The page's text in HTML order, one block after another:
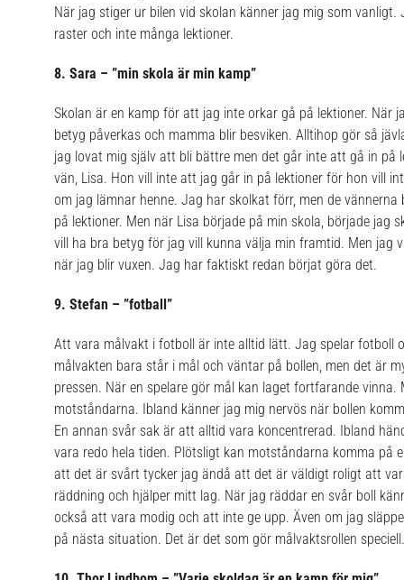
När jag stiger ur bilen vid skolan känner jag mig som vanligt.
raster och inte många lektioner.
8. Sara – ”min skola är min kamp”
Skolan är en kamp för att jag inte orkar gå på lektioner. När
betyg påverkas och mamma blir besviken. Alltihop gör så
jag lovat mig själv att bli bättre men det går inte att gå in på
vän, Lisa. Hon vill inte att jag går in på lektioner för hon vill
om jag lämnar henne. Jag har skolkat förr, men de
på lektioner. Men när Lisa började på min skola, började jag
vill ha bra betyg för jag vill kunna välja min framtid. Men jag
när jag blir vuxen. Jag har faktiskt redan börjat göra det.
9. Stefan – ”fotball”
Att vara målvakt i fotboll är inte alltid lätt. Jag spelar fotboll
målvakten bara står i mål och väntar på bollen, men det är
pressen. När en spelare gör mål kan laget fortfarande
motståndarna. Ibland känner jag mig nervös när bollen
En annan svår sak är att alltid vara koncentrerad. Ibland
vara redo hela tiden. Plötsligt kan motståndarna komma på
att det är svårt tycker jag ändå att det är väldigt roligt att
räddning och hjälper mitt lag. När jag räddar en svår boll
också att vara modig och att inte ge upp. Även om jag
på nästa situation. Det är det som gör målvaktsrollen speciell.